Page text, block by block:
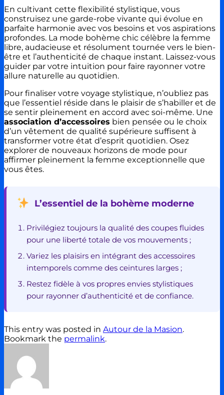
En cultivant cette flexibilité stylistique, vous
construisez une garde-robe vivante qui évolue en
parfaite harmonie avec vos besoins et vos aspirations
profondes. La mode bohème chic célèbre la femme
libre, audacieuse et résolument tournée vers le bien-
être et l’authenticité de chaque instant. Laissez-vous
guider par votre intuition pour faire rayonner votre
allure naturelle au quotidien.
Pour finaliser votre voyage stylistique, n’oubliez pas
que l’essentiel réside dans le plaisir de s’habiller et de
se sentir pleinement en accord avec soi-même. Une
association d’accessoires bien pensée ou le choix
d’un vêtement de qualité supérieure suffisent à
transformer votre état d’esprit quotidien. Osez
explorer de nouveaux horizons de mode pour
affirmer pleinement la femme exceptionnelle que
vous êtes.
L’essentiel de la bohème moderne
Privilégiez toujours la qualité des coupes fluides
pour une liberté totale de vos mouvements ;
Variez les plaisirs en intégrant des accessoires
intemporels comme des ceintures larges ;
Restez fidèle à vos propres envies stylistiques
pour rayonner d’authenticité et de confiance.
This entry was posted in Autour de la Masion.
Bookmark the permalink.